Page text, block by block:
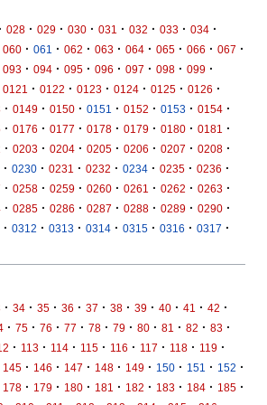
· 028 · 029 · 030 · 031 · 032 · 033 · 034 ·
060 · 061 · 062 · 063 · 064 · 065 · 066 · 067 ·
093 · 094 · 095 · 096 · 097 · 098 · 099 ·
0121 · 0122 · 0123 · 0124 · 0125 · 0126 ·
· 0149 · 0150 · 0151 · 0152 · 0153 · 0154 ·
· 0176 · 0177 · 0178 · 0179 · 0180 · 0181 ·
· 0203 · 0204 · 0205 · 0206 · 0207 · 0208 ·
· 0230 · 0231 · 0232 · 0234 · 0235 · 0236 ·
· 0258 · 0259 · 0260 · 0261 · 0262 · 0263 ·
· 0285 · 0286 · 0287 · 0288 · 0289 · 0290 ·
· 0312 · 0313 · 0314 · 0315 · 0316 · 0317 ·
· 34 · 35 · 36 · 37 · 38 · 39 · 40 · 41 · 42 ·
· 75 · 76 · 77 · 78 · 79 · 80 · 81 · 82 · 83 ·
· 113 · 114 · 115 · 116 · 117 · 118 · 119 ·
145 · 146 · 147 · 148 · 149 · 150 · 151 · 152 ·
178 · 179 · 180 · 181 · 182 · 183 · 184 · 185 ·